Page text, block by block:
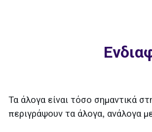
Τα άλογα είναι τόσο σημαντικά
περιγράψουν τα άλογα, ανάλογα